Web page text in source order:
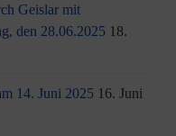
Geislar mit
den 28.06.2025 18.
14. Juni 2025 16. Juni